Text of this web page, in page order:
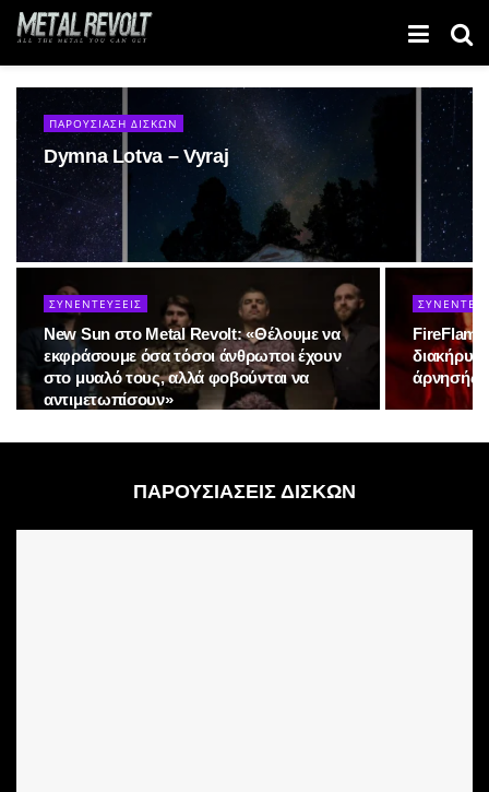
ΠΑΡΟΥΣΙΑΣΗ ΔΙΣΚΩΝ
Dymna Lotva – Vyraj
ΣΥΝΕΝΤΕΥΞΕΙΣ
New Sun στο Metal Revolt: «Θέλουμε να
εκφράσουμε όσα τόσοι άνθρωποι έχουν
στο μυαλό τους, αλλά φοβούνται να
αντιμετωπίσουν»
άρνησής
ΠΑΡΟΥΣΙΑΣΕΙΣ ΔΙΣΚΩΝ